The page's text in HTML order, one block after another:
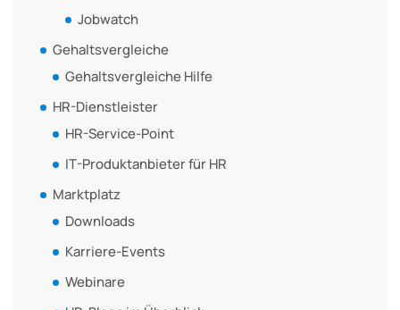
Jobwatch
Gehaltsvergleiche
Gehaltsvergleiche Hilfe
HR-Dienstleister
HR-Service-Point
IT-Produktanbieter für HR
Marktplatz
Downloads
Karriere-Events
Webinare